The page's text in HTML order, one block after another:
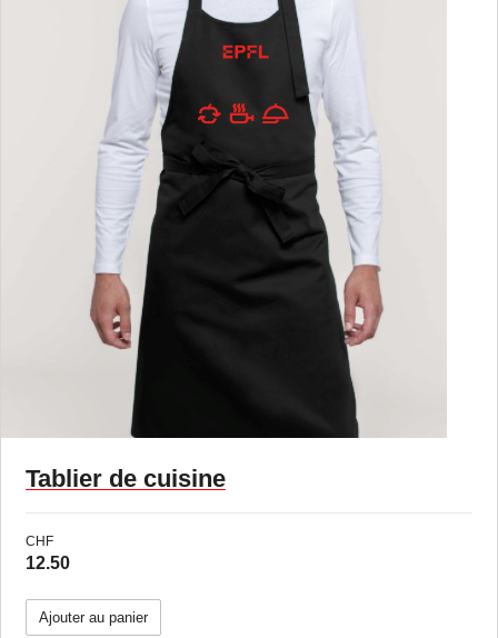
Tablier de cuisine
CHF
12.50
Ajouter au panier